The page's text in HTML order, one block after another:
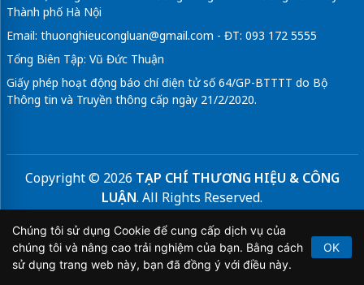
Thành phố Hà Nội
Email: thuonghieucongluan@gmail.com - ĐT: 093 172 5555
Tổng Biên Tập: Vũ Đức Thuận
Giấy phép hoạt động báo chí điện tử số 64/GP-BTTTT do Bộ
Thông tin và Truyền thông cấp ngày 21/2/2020.
Copyright © 2026 TẠP CHÍ THƯƠNG HIỆU & CÔNG
LUẬN. All Rights Reserved.
Bản quyền thuộc Tạp chí Thương hiệu và Công luận. Cấm
sao chép dưới mọi hình thức nếu không có sự chấp thuận
bằng văn bản.
Chúng tôi sử dụng Cookie để cung cấp dịch vụ của
chúng tôi và nâng cao trải nghiệm của bạn. Bằng cách
sử dụng trang web này, bạn đã đồng ý với điều này.
OK